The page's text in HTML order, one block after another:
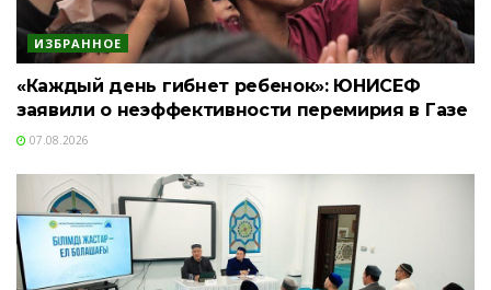
ИЗБРАННОЕ
«Каждый день гибнет ребенок»: ЮНИСЕФ
заявили о неэффективности перемирия в Газе
07.08.2026